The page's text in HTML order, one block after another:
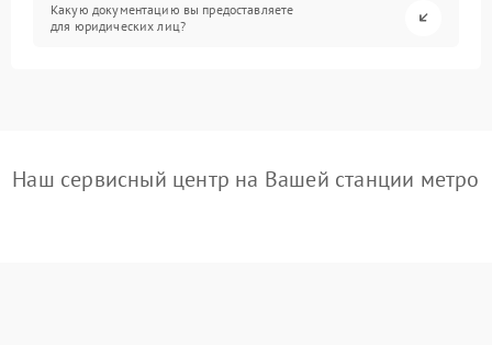
Какую документацию вы предоставляете
для юридических лиц?
Наш сервисный центр на Вашей станции метро